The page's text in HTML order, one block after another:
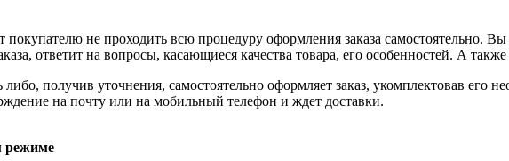
не проходить всю процедуру оформления заказа самостоятельно.
ответит на вопросы, касающиеся качества товара, его особенностей. А
либо, получив уточнения, самостоятельно оформляет заказ, укомплектовав
на почту или на мобильный телефон и ждет доставки.
режиме